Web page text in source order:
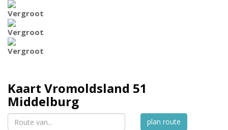
Vergroot
Vergroot
Vergroot
Kaart Vromoldsland 51
Middelburg
plan route